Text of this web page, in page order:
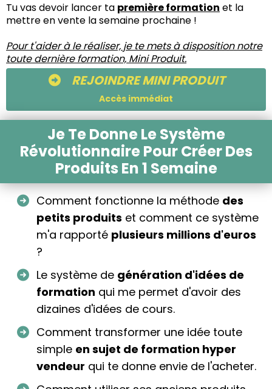
Tu vas devoir lancer ta première formation et la
mettre en vente la semaine prochaine !
Pour t'aider à le réaliser, je te mets à disposition notre
toute dernière formation, Mini Produit.
REJOINDRE MINI PRODUIT
Accès immédiat
Je Te Donne Le Système
Révolutionnaire Pour Créer Des
Produits En 1 Semaine
Comment fonctionne la méthode des
petits produits et comment ce système
m'a rapporté plusieurs millions d'euros
?
Le système de génération d'idées de
formation qui me permet d'avoir des
dizaines d'idées de cours.
Comment transformer une idée toute
simple en sujet de formation hyper
vendeur qui te donne envie de l'acheter.